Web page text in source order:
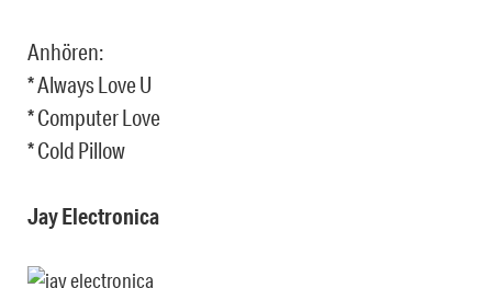
Anhören:
* Always Love U
* Computer Love
* Cold Pillow
Jay Electronica